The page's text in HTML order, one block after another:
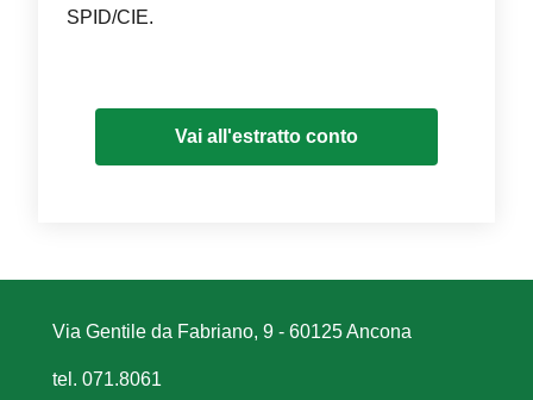
SPID/CIE.
Vai all'estratto conto
Via Gentile da Fabriano, 9 - 60125 Ancona
tel. 071.8061